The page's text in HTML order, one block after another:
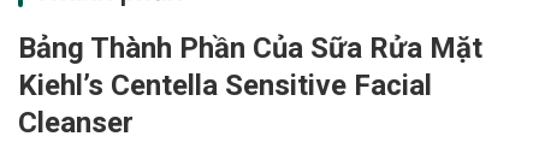
Bảng Thành Phần Của Sữa Rửa Mặt
Kiehl’s Centella Sensitive Facial
Cleanser